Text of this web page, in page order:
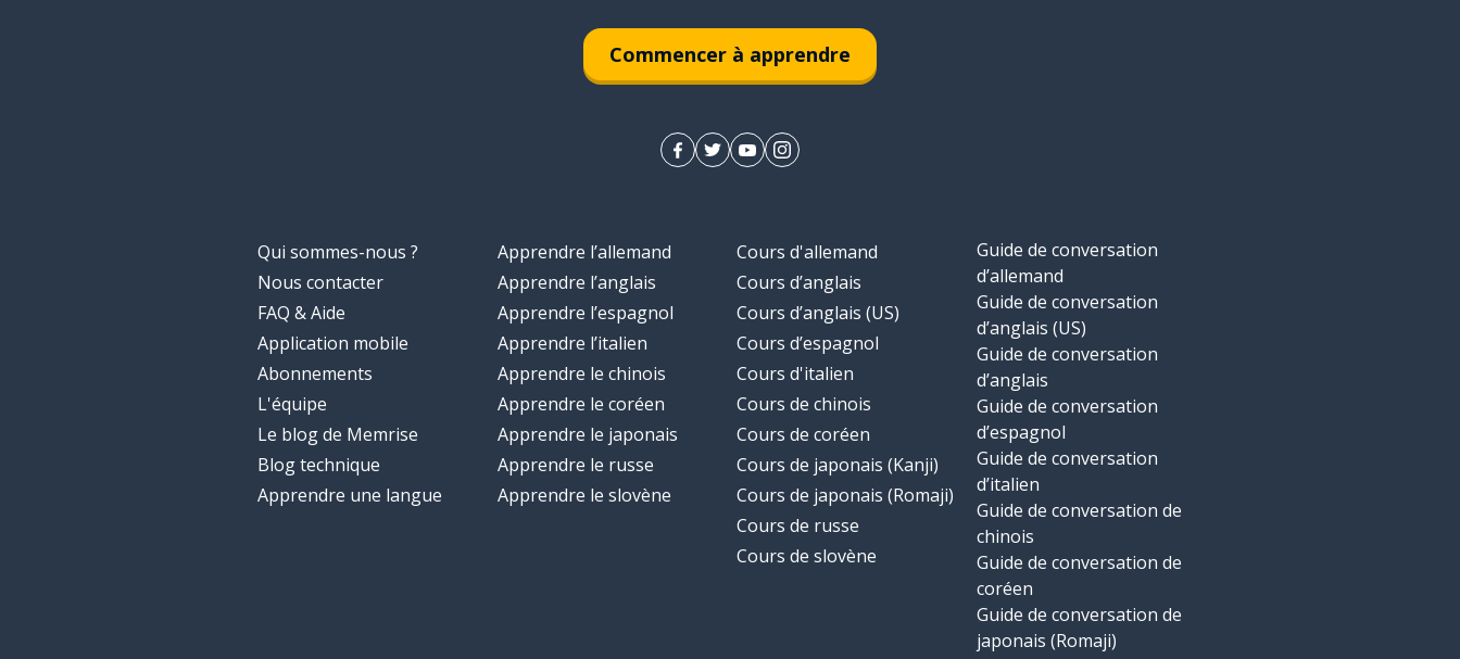
Commencer à apprendre
Qui sommes-nous ?
Nous contacter
FAQ & Aide
Application mobile
Abonnements
L'équipe
Le blog de Memrise
Blog technique
Apprendre une langue
Apprendre l’allemand
Apprendre l’anglais
Apprendre l’espagnol
Apprendre l’italien
Apprendre le chinois
Apprendre le coréen
Apprendre le japonais
Apprendre le russe
Apprendre le slovène
Cours d'allemand
Cours d’anglais
Cours d’anglais (US)
Cours d’espagnol
Cours d'italien
Cours de chinois
Cours de coréen
Cours de japonais (Kanji)
Cours de japonais (Romaji)
Cours de russe
Cours de slovène
Guide de conversation
d’allemand
Guide de conversation
d’anglais (US)
Guide de conversation
d’anglais
Guide de conversation
d’espagnol
Guide de conversation
d’italien
Guide de conversation de
chinois
Guide de conversation de
coréen
Guide de conversation de
japonais (Romaji)